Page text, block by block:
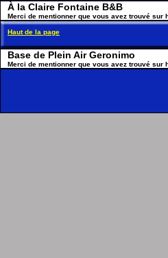
À la Claire Fontaine B&B
Merci de mentionner que vous avez trouvé sur
Haut de la page
Base de Plein Air Geronimo
Merci de mentionner que vous avez trouvé sur